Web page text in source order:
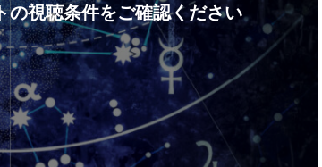
の視聴条件をご確認ください